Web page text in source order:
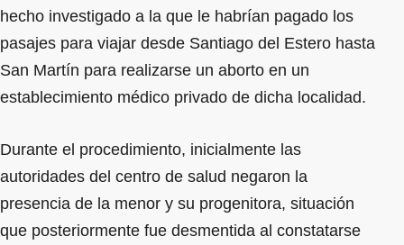
hecho investigado a la que le habrían pagado los
pasajes para viajar desde Santiago del Estero hasta
San Martín para realizarse un aborto en un
establecimiento médico privado de dicha localidad.
Durante el procedimiento, inicialmente las
autoridades del centro de salud negaron la
presencia de la menor y su progenitora, situación
que posteriormente fue desmentida al constatarse